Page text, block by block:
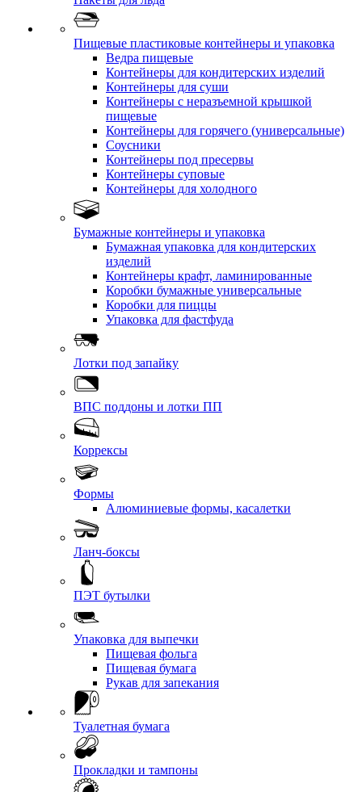
Пищевые пластиковые контейнеры и упаковка
Ведра пищевые
Контейнеры для кондитерских изделий
Контейнеры для суши
Контейнеры с неразъемной крышкой
пищевые
Контейнеры для горячего (универсальные)
Соусники
Контейнеры под пресервы
Контейнеры суповые
Контейнеры для холодного
Бумажные контейнеры и упаковка
Бумажная упаковка для кондитерских
изделий
Контейнеры крафт, ламинированные
Коробки бумажные универсальные
Коробки для пиццы
Упаковка для фастфуда
Лотки под запайку
ВПС поддоны и лотки ПП
Коррексы
Формы
Алюминиевые формы, касалетки
Ланч-боксы
ПЭТ бутылки
Упаковка для выпечки
Пищевая фольга
Пищевая бумага
Рукав для запекания
Туалетная бумага
Прокладки и тампоны